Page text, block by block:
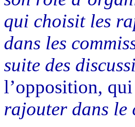
qui choisit les
dans les
suite des
l’opposition,
rajouter dans le